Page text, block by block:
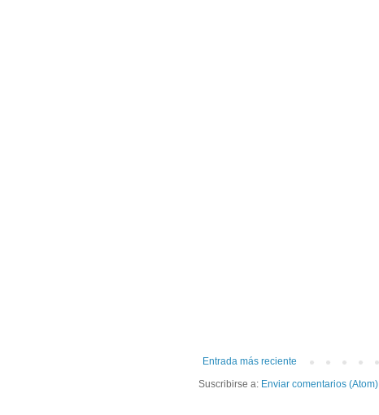
Entrada más reciente
Suscribirse a: Enviar comentarios (Atom)